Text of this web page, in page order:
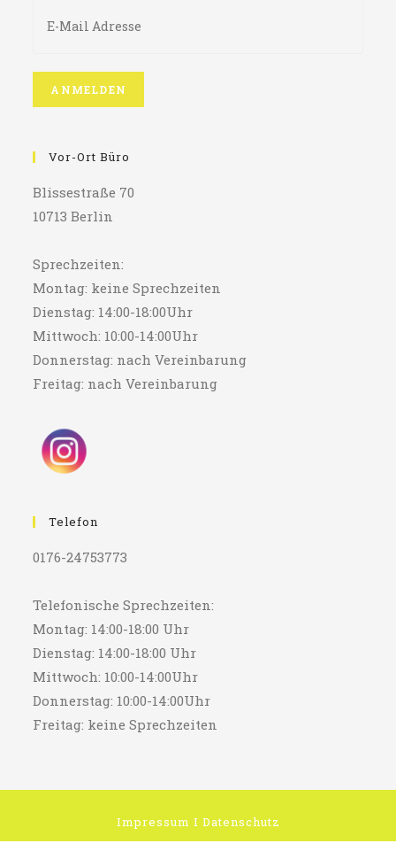
Vor-Ort Büro
Blissestraße 70
10713 Berlin
Sprechzeiten:
Montag: keine Sprechzeiten
Dienstag: 14:00-18:00Uhr
Mittwoch: 10:00-14:00Uhr
Donnerstag: nach Vereinbarung
Freitag: nach Vereinbarung
Telefon
0176-24753773
Telefonische Sprechzeiten:
Montag: 14:00-18:00 Uhr
Dienstag: 14:00-18:00 Uhr
Mittwoch: 10:00-14:00Uhr
Donnerstag: 10:00-14:00Uhr
Freitag: keine Sprechzeiten
Impressum I Datenschutz